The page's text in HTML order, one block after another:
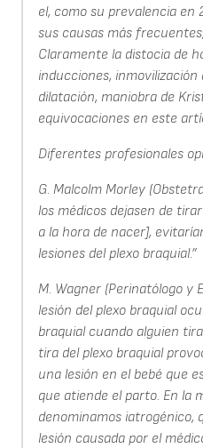
el, como su prevalencia en
sus causas más
Claramente la distocia de
inducciones,
dilatación, maniobra de
equivocaciones en este
Diferentes profesionales
G. Malcolm Morley
los médicos dejasen de
a la hora de nacer],
lesiones del plexo braquial.”
M. Wagner (Perinatólogo y
lesión del plexo braquial
braquial cuando alguien
tira del plexo braquial
una lesión en el bebé que
que atiende el parto. En la
denominamos iatrogénico,
lesión causada por el